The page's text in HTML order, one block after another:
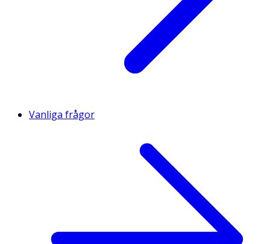
Vanliga frågor